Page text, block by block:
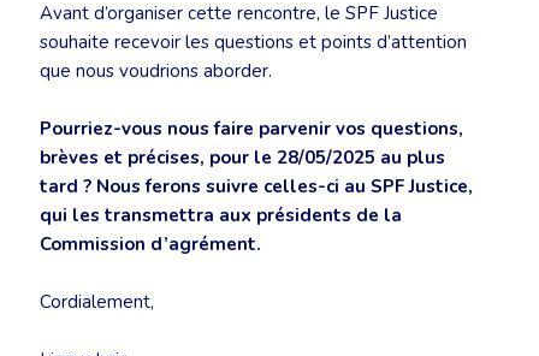
Avant d’organiser cette rencontre, le SPF Justice
souhaite recevoir les questions et points d’attention
que nous voudrions aborder.
Pourriez-vous nous faire parvenir vos questions,
brèves et précises, pour le 28/05/2025 au plus
tard ? Nous ferons suivre celles-ci au SPF Justice,
qui les transmettra aux présidents de la
Commission d’agrément.
Cordialement,